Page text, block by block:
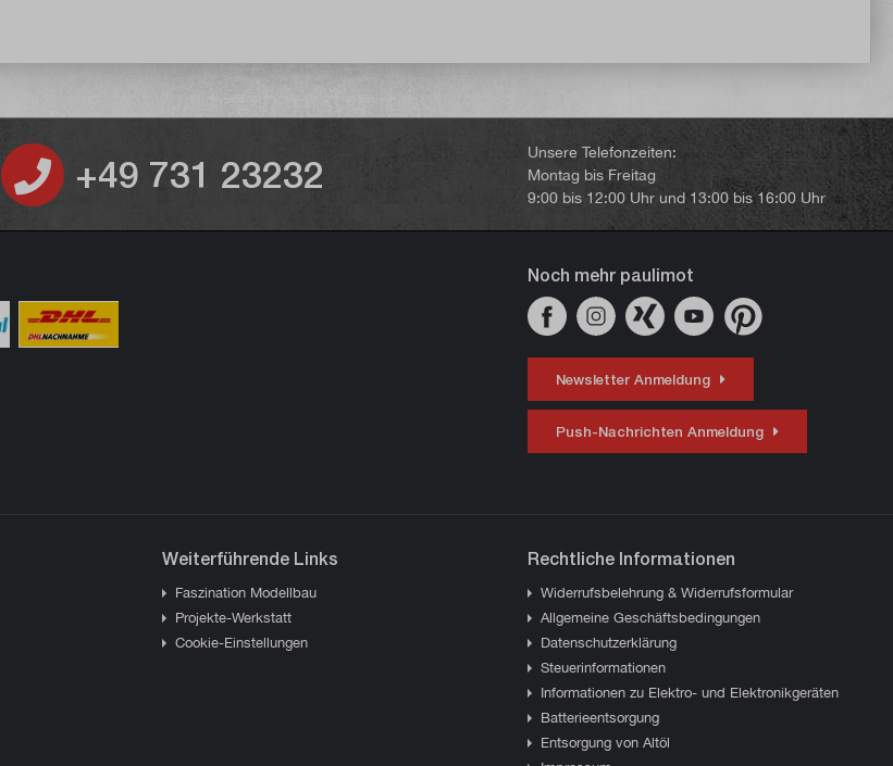
+49 731 23232
Unsere Telefonzeiten:
Montag bis Freitag
9:00 bis 12:00 Uhr und 13:00 bis 16:00 Uhr
Noch mehr paulimot
Newsletter Anmeldung
Push-Nachrichten Anmeldung
Weiterführende Links
Faszination Modellbau
Projekte-Werkstatt
Cookie-Einstellungen
Rechtliche Informationen
Widerrufsbelehrung & Widerrufsformular
Allgemeine Geschäftsbedingungen
Datenschutzerklärung
Steuerinformationen
Informationen zu Elektro- und Elektronikgeräten
Batterieentsorgung
Entsorgung von Altöl